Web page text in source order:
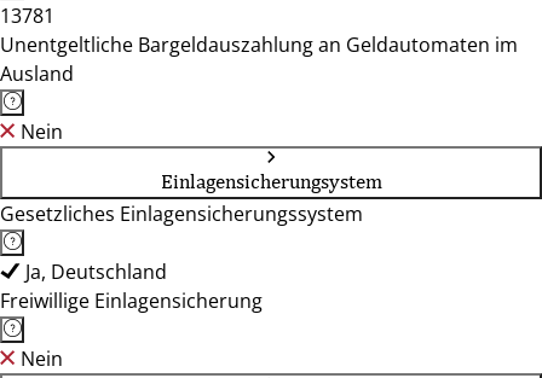
13781
Unentgeltliche Bargeldauszahlung an Geldautomaten im
Ausland
Nein
Einlagensicherungsystem
Gesetzliches Einlagensicherungssystem
Ja, Deutschland
Freiwillige Einlagensicherung
Nein